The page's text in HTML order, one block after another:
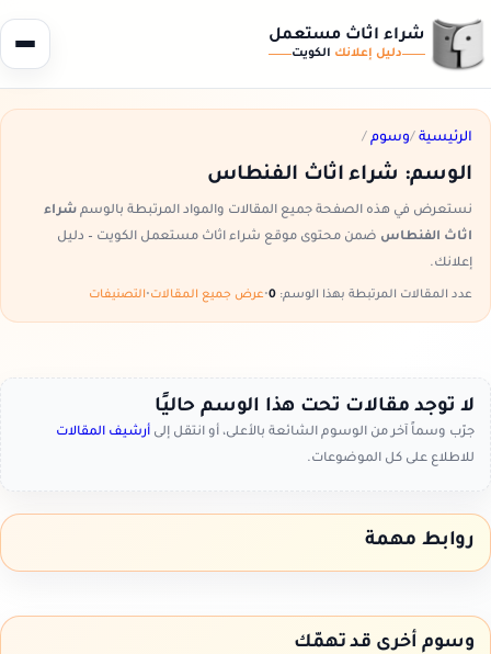
شراء اثاث مستعمل
دليل إعلانك الكويت
الرئيسية /وسوم /
الوسم: شراء اثاث الفنطاس
نستعرض في هذه الصفحة جميع المقالات والمواد المرتبطة بالوسم شراء
اثاث الفنطاس ضمن محتوى موقع شراء اثاث مستعمل الكويت – دليل
إعلانك.
عدد المقالات المرتبطة بهذا الوسم: •عرض جميع المقالات•التصنيفات
لا توجد مقالات تحت هذا الوسم حاليًا
جرّب وسماً آخر من الوسوم الشائعة بالأعلى، أو انتقل إلى أرشيف المقالات
للاطلاع على كل الموضوعات.
روابط مهمة
وسوم أخرى قد تهمّك